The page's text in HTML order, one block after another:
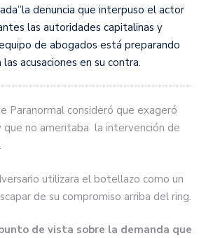
denuncia que interpuso el actor
las autoridades capitalinas y
de abogados está preparando
acusaciones en su contra.
Paranormal consideró que exageró
no ameritaba la intervención de
utilizara el botellazo como un
de su compromiso arriba del ring.
de vista sobre la demanda que